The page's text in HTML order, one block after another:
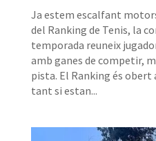
Ja estem escalfant
del Ranking de Tenis, la
temporada reuneix
amb ganes de competir,
pista. El Ranking és obert
tant si estan...